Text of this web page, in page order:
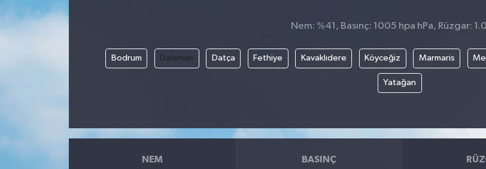
Nem: %41, Basınç: 1005 hpa hPa, Rüzgar:
Bodrum Dalaman Datça Fethiye Kavaklıdere Köyceğiz Marmaris
Yatağan
NEM BASINÇ